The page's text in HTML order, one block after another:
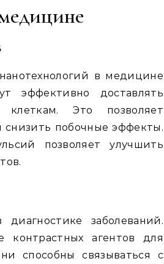
в медицине
эффективно доставлять
клеткам. Это позволяет
снизить побочные эффекты.
позволяет улучшить
заболеваний.
контрастных агентов для
способны связываться с